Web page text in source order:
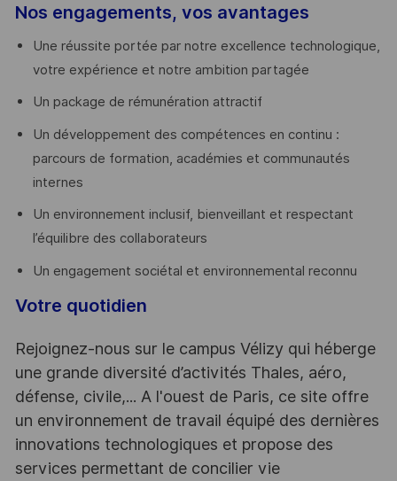
Nos engagements, vos avantages
Une réussite portée par notre excellence technologique,
votre expérience et notre ambition partagée
Un package de rémunération attractif
Un développement des compétences en continu :
parcours de formation, académies et communautés
internes
Un environnement inclusif, bienveillant et respectant
l’équilibre des collaborateurs
Un engagement sociétal et environnemental reconnu
Votre quotidien
Rejoignez-nous sur le campus Vélizy qui héberge
une grande diversité d’activités Thales, aéro,
défense, civile,... A l'ouest de Paris, ce site offre
un environnement de travail équipé des dernières
innovations technologiques et propose des
services permettant de concilier vie